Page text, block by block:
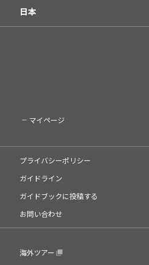
日本
マイページ
プライバシーポリシー
ガイドライン
ガイドブックに投稿する
お問い合わせ
海外ツアー